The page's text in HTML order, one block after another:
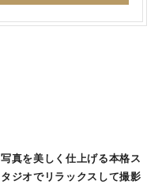
写真を美しく仕上げる本格ス
タジオでリラックスして撮影